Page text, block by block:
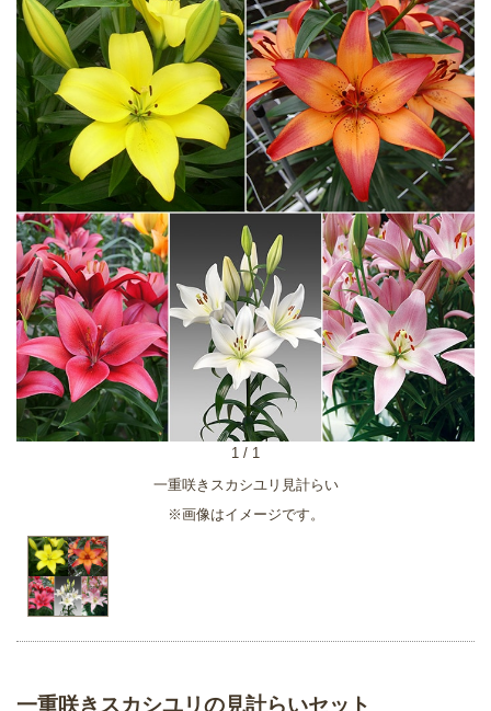
一重咲きスカシユリ見計らい
※画像はイメージです。
1 / 1
一重咲きスカシユリの見計らいセット